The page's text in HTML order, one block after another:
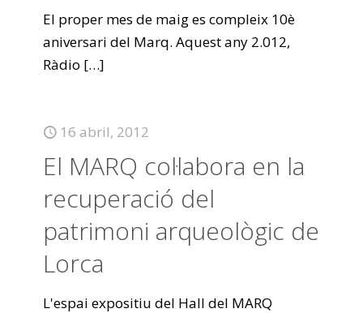
El proper mes de maig es compleix 10è
aniversari del Marq. Aquest any 2.012,
Ràdio […]
16 abril, 2012
El MARQ col·labora en la
recuperació del
patrimoni arqueològic de
Lorca
L'espai expositiu del Hall del MARQ